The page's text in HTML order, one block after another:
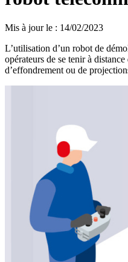
Mis à jour le : 14/02/2023
L’utilisation d’un robot de
opérateurs de se tenir à
d’effondrement ou de